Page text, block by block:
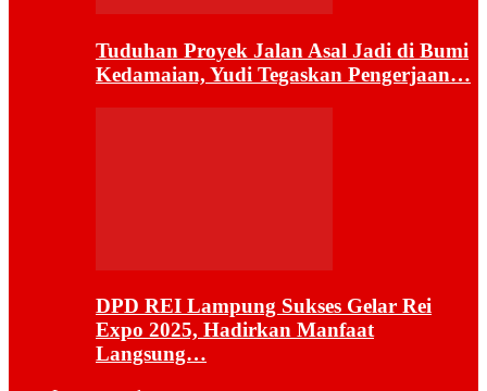
Tuduhan Proyek Jalan Asal Jadi di Bumi
Kedamaian, Yudi Tegaskan Pengerjaan…
DPD REI Lampung Sukses Gelar Rei
Expo 2025, Hadirkan Manfaat
Langsung…